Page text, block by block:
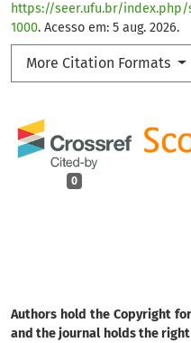
https://seer.ufu.br/
1000. Acesso em: 5 aug. 2026.
More Citation Formats
0
Authors hold the Copyright
and the journal holds the